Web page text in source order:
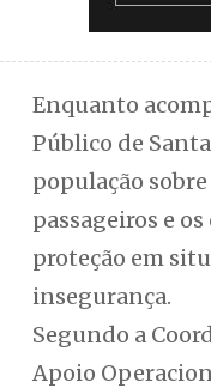
Enquanto
Público de
população
passageiros e
proteção em
insegurança.
Segundo a
Apoio